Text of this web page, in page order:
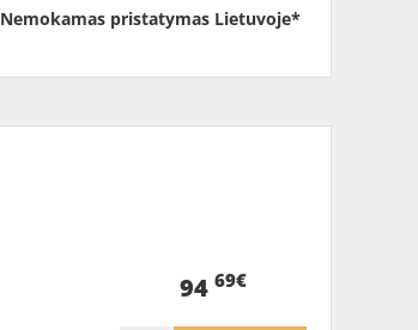
Nemokamas pristatymas Lietuvoje*
94 69€